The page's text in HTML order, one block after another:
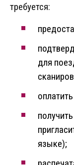
требуется:
для
языке);